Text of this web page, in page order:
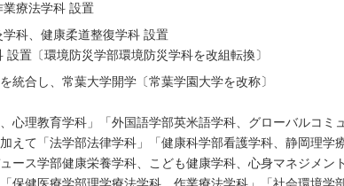
療法学科 設置
科、健康柔道整復学科 設置
置〔環境防災学部環境防災学科を改組転換〕
統合し、常葉大学開学〔常葉学園大学を改称〕
心理教育学科」「外国語学部英米語学科、グローバルコミ
えて「法学部法律学科」「健康科学部看護学科、静岡理学
ース学部健康栄養学科、こども健康学科、心身マネジメン